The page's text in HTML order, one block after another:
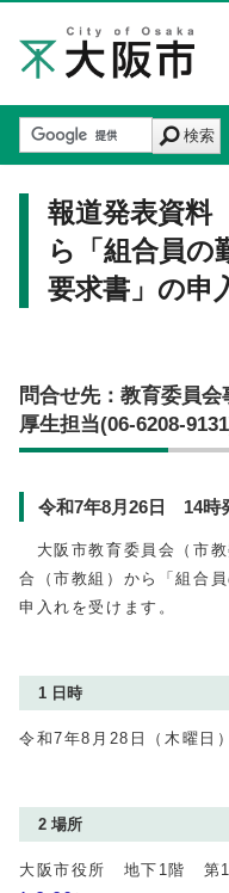
検索
報道発表資
ら「組合員の
要求書」の申
問合せ先：教育委員
厚生担当(06-6208-
令和7年8月26日 14時
大阪市教育委員会（市教
合（市教組）から「組合
申入れを受けます。
1 日時
令和7年8月28日（木曜日
2 場所
大阪市役所 地下1階 第